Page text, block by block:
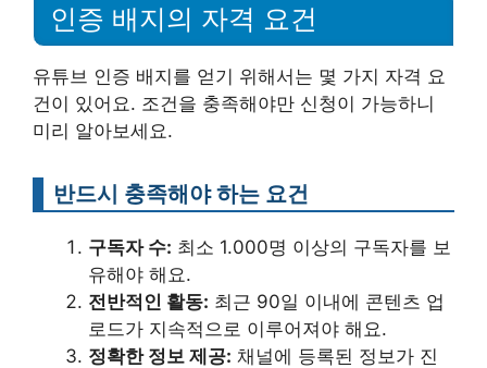
인증 배지의 자격 요건
유튜브 인증 배지를 얻기 위해서는 몇 가지 자격 요
건이 있어요. 조건을 충족해야만 신청이 가능하니
미리 알아보세요.
반드시 충족해야 하는 요건
구독자 수: 최소 1.000명 이상의 구독자를 보
유해야 해요.
전반적인 활동: 최근 90일 이내에 콘텐츠 업
로드가 지속적으로 이루어져야 해요.
정확한 정보 제공: 채널에 등록된 정보가 진